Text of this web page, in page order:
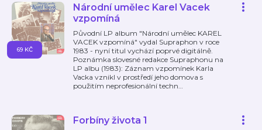
Národní umělec Karel Vacek
vzpomíná
Původní LP album "Národní umělec KAREL
VACEK vzpomíná" vydal Supraphon v roce
1983 - nyní titul vychází poprvé digitálně.
Poznámka slovesné redakce Supraphonu na
LP albu (1983): Záznam vzpomínek Karla
Vacka vznikl v prostředí jeho domova s
použitím neprofesionální techn…
69 KČ
Forbíny života 1